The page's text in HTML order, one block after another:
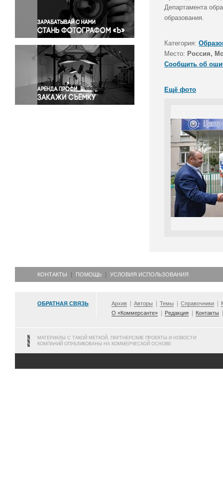
Правосудие
Происшествия и конфликты
Религия
Светская жизнь
Спорт
Экология
Экономика и бизнес
Департамента
образования.
Категория:
Место: Россия,
Сообщить об
Ещё фото
КОНТАКТЫ ПОМОЩЬ УСЛОВИЯ ИСПОЛЬЗОВАНИЯ
ОБРАТНАЯ СВЯЗЬ Архив Авторы Темы Справочники
О «Коммерсанте»
Редакция Контакты
МАТЕРИАЛЫ С ТАКОЙ МЕТКОЙ, ПАРТНЕРСКИЕ ПРОЕКТЫ И НОВОСТИ
КОМПАНИЙ ОПУБЛИКОВАНЫ НА КОММЕРЧЕСКОЙ ОСНОВЕ